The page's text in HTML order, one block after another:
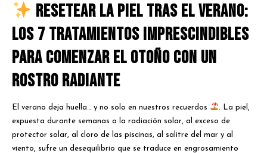
Resetear la piel tras el verano:
los 7 tratamientos imprescindibles
para comenzar el otoño con un
rostro radiante
El verano deja huella… y no solo en nuestros recuerdos
. La piel,
expuesta durante semanas a la radiación solar, al exceso de
protector solar, al cloro de las piscinas, al salitre del mar y al
viento, sufre un desequilibrio que se traduce en engrosamiento